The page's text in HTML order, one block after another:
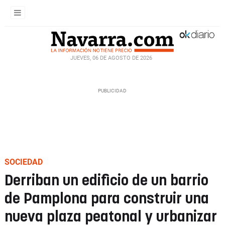
JUEVES, 06 DE AGOSTO DE 2026
SOCIEDAD
Derriban un edificio de un barrio
de Pamplona para construir una
nueva plaza peatonal y urbanizar